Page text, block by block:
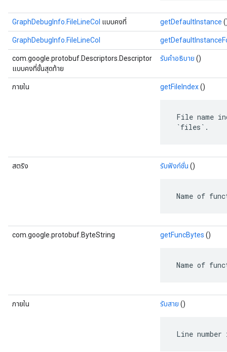
GraphDebugInfo.FileLineCol แบบคงที่ getDefaultInstance
GraphDebugInfo.FileLineCol
com.google.protobuf.Descriptors.Descriptor
แบบคงที่ขั้นสุดท้าย
รับคำอธิบาย ()
ภายใน getFileIndex()
File name
`files`.
สตริง รับฟังก์ชั่น ()
Name of
com.google.protobuf.ByteString getFuncBytes ()
Name of
ภายใน รับสาย ()
Line